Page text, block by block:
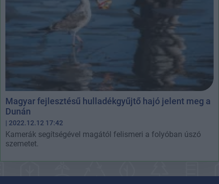
Magyar fejlesztésű hulladékgyűjtő hajó jelent meg a
Dunán
| 2022.12.12 17:42
Kamerák segítségével magától felismeri a folyóban úszó
szemetet.